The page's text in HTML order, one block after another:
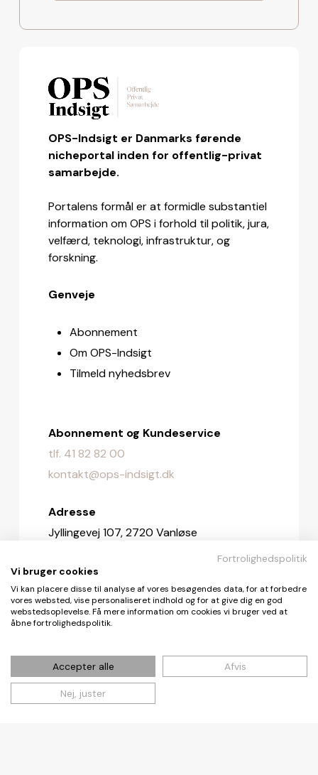
OPS-Indsigt er Danmarks førende
nicheportal inden for offentlig-privat
samarbejde.
Portalens formål er at formidle substantiel
information om OPS i forhold til politik, jura,
velfærd, teknologi, infrastruktur, og
forskning.
Genveje
Abonnement
Om OPS-Indsigt
Tilmeld nyhedsbrev
Abonnement og Kundeservice
tlf. 41 82 82 00
kontakt@ops-indsigt.dk
Adresse
Jyllingevej 107, 2720 Vanløse
Redaktionen
redaktionen@ops-indsigt.dk
© De Fire Vinde ApS 2026
Fortrolighedspolitik
Vi bruger cookies
Vi kan placere disse til analyse af vores besøgendes data, for at forbedre
vores websted, vise personaliseret indhold og for at give dig en god
webstedsoplevelse. Få mere information om cookies vi bruger ved at
åbne fortrolighedspolitik.
Accepter alle Afvis
Nej, juster